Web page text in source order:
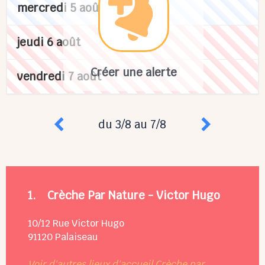
Créer une alerte
mercredi 5 août
jeudi 6 août
vendredi 7 août
du 3/8 au 7/8
1. Crèche Par Nature - Victor Hugo
10/12 Rue Victor Hugo
91120 Palaiseau